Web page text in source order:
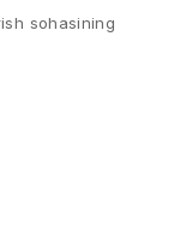
sohasining